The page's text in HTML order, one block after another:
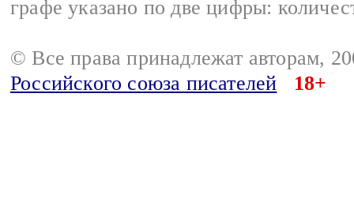
графе указано по две цифры:
© Все права принадлежат авторам,
Российского союза писателей
18+